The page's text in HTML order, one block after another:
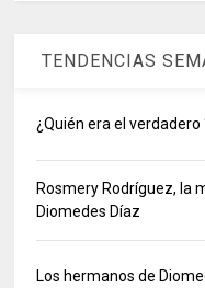
TENDENCIAS
¿Quién era el verdadero
Rosmery Rodríguez, la
Diomedes Díaz
Los hermanos de